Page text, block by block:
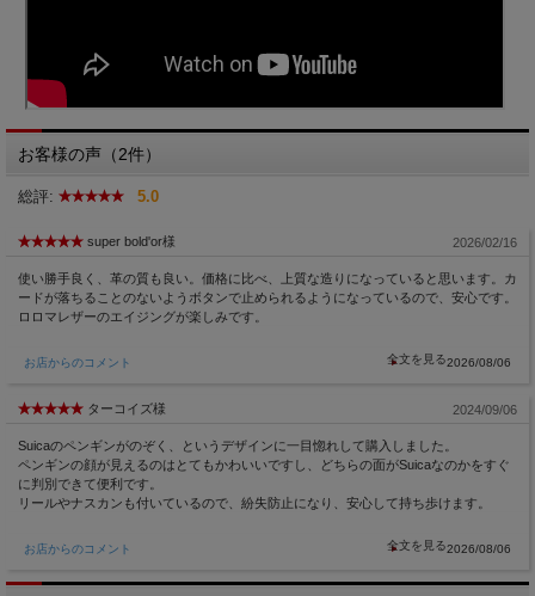
お客様の声（2件）
総評: 5.0
super bold'or様 2026/02/16
使い勝手良く、革の質も良い。価格に比べ、上質な造りになっていると思います。カ
ードが落ちることのないようボタンで止められるようになっているので、安心です。
ロロマレザーのエイジングが楽しみです。
お店からのコメント 2026/08/06
ターコイズ様 2024/09/06
Suicaのペンギンがのぞく、というデザインに一目惚れして購入しました。
ペンギンの顔が見えるのはとてもかわいいですし、どちらの面がSuicaなのかをすぐ
に判別できて便利です。
リールやナスカンも付いているので、紛失防止になり、安心して持ち歩けます。
お店からのコメント 2026/08/06